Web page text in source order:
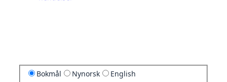
Bokmål Nynorsk English